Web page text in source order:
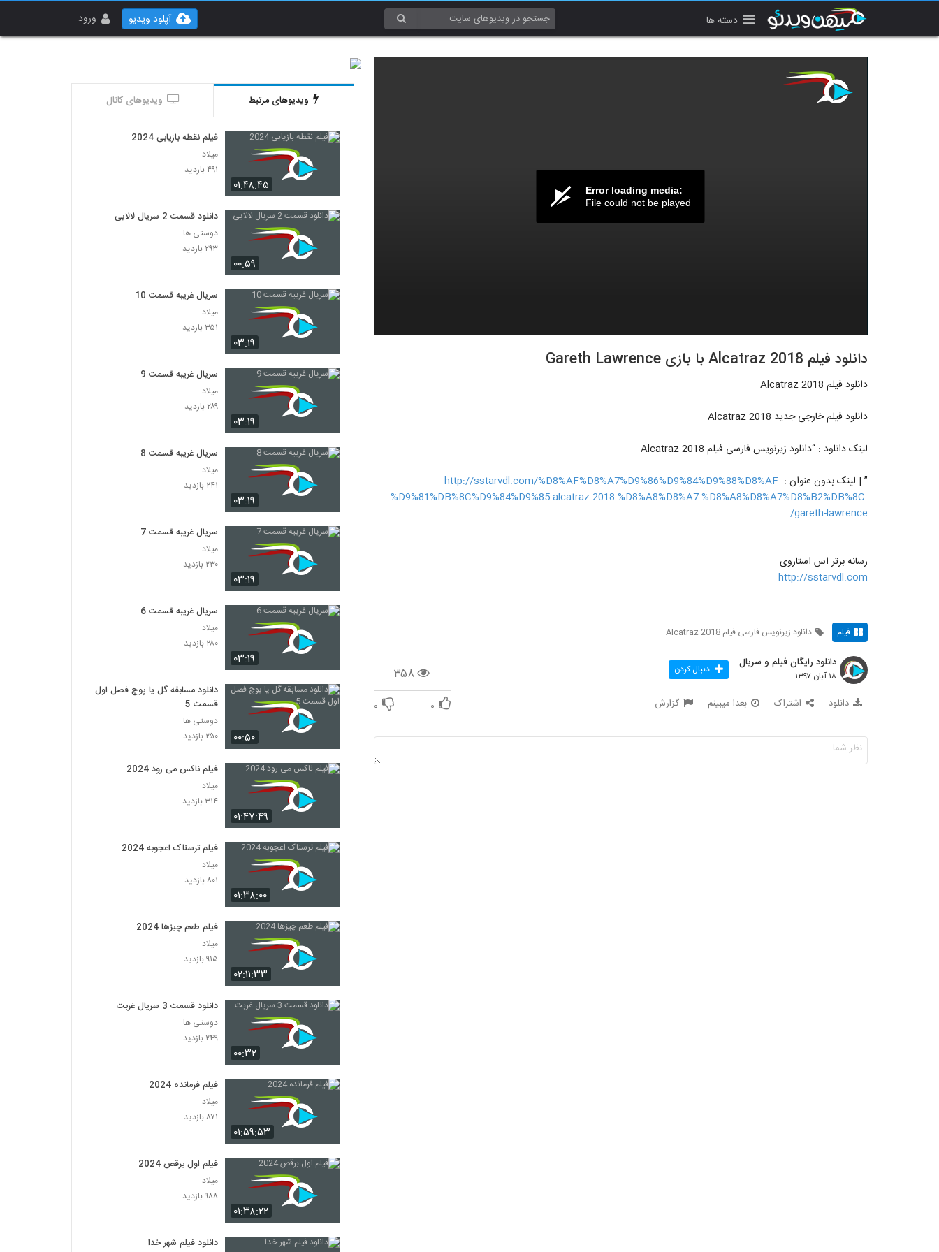
دسته ها ورود آپلود ویدیو
Error loading media:
File could not be played
دانلود فیلم Alcatraz 2018 با بازی Gareth Lawrence
دانلود فیلم Alcatraz 2018
دانلود فیلم خارجی جدید Alcatraz 2018
لینک دانلود : “دانلود زیرنویس فارسی فیلم Alcatraz 2018
” | لینک بدون عنوان : http://sstarvdl.com/%D8%AF%D8%A7%D9%86%D9%84%D9%88%D8%AF-
%D9%81%DB%8C%D9%84%D9%85-alcatraz-2018-%D8%A8%D8%A7-%D8%A8%D8%A7%D8%B2%DB%8C-
gareth-lawrence/
رسانه برتر اس استاروی
http://sstarvdl.com
فیلم دانلود زیرنویس فارسی فیلم Alcatraz 2018
۳۵۸
دانلود رایگان فیلم و سریال
۱۸ آبان ۱۳۹۷ دنبال کردن
دانلود اشتراک بعدا میبینم گزارش ۰ ۰
ویدیوهای مرتبط ویدیوهای کانال
۰۱:۴۸:۴۵
فیلم نقطه بازیابی 2024
میلاد
۴۹۱ بازدید
۰۰:۵۹
دانلود قسمت 2 سریال لالایی
دوستی ها
۲۹۳ بازدید
۰۳:۱۹
سریال غریبه قسمت 10
میلاد
۳۵۱ بازدید
۰۳:۱۹
سریال غریبه قسمت 9
میلاد
۲۸۹ بازدید
۰۳:۱۹
سریال غریبه قسمت 8
میلاد
۲۴۱ بازدید
۰۳:۱۹
سریال غریبه قسمت 7
میلاد
۲۳۰ بازدید
۰۳:۱۹
سریال غریبه قسمت 6
میلاد
۲۸۰ بازدید
۰۰:۵۰
دانلود مسابقه گل یا پوچ فصل اول
قسمت 5
دوستی ها
۲۵۰ بازدید
۰۱:۴۷:۴۹
فیلم ناکس می رود 2024
میلاد
۳۱۴ بازدید
۰۱:۳۸:۰۰
فیلم ترسناک اعجوبه 2024
میلاد
۸۰۱ بازدید
۰۲:۱۱:۳۳
فیلم طعم چیزها 2024
میلاد
۹۱۵ بازدید
۰۰:۳۲
دانلود قسمت 3 سریال غربت
دوستی ها
۲۴۹ بازدید
۰۱:۵۹:۵۳
فیلم فرمانده 2024
میلاد
۸۷۱ بازدید
۰۱:۳۸:۲۲
فیلم اول برقص 2024
میلاد
۹۸۸ بازدید
دانلود فیلم شهر خدا